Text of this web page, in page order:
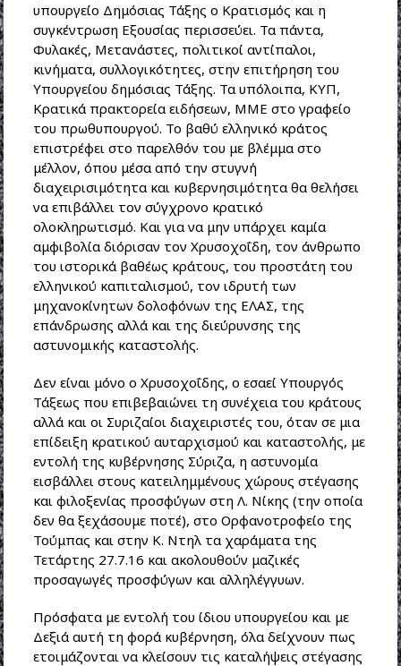
υπουργείο Δημόσιας Τάξης ο Κρατισμός και η
συγκέντρωση Εξουσίας περισσεύει. Τα πάντα,
Φυλακές, Μετανάστες, πολιτικοί αντίπαλοι,
κινήματα, συλλογικότητες, στην επιτήρηση του
Υπουργείου δημόσιας Τάξης. Τα υπόλοιπα, ΚΥΠ,
Κρατικά πρακτορεία ειδήσεων, ΜΜΕ στο γραφείο
του πρωθυπουργού. Το βαθύ ελληνικό κράτος
επιστρέφει στο παρελθόν του με βλέμμα στο
μέλλον, όπου μέσα από την στυγνή
διαχειρισιμότητα και κυβερνησιμότητα θα θελήσει
να επιβάλλει τον σύγχρονο κρατικό
ολοκληρωτισμό. Και για να μην υπάρχει καμία
αμφιβολία διόρισαν τον Χρυσοχοΐδη, τον άνθρωπο
του ιστορικά βαθέως κράτους, του προστάτη του
ελληνικού καπιταλισμού, τον ιδρυτή των
μηχανοκίνητων δολοφόνων της ΕΛΑΣ, της
επάνδρωσης αλλά και της διεύρυνσης της
αστυνομικής καταστολής.
Δεν είναι μόνο ο Χρυσοχοΐδης, ο εσαεί Υπουργός
Τάξεως που επιβεβαιώνει τη συνέχεια του κράτους
αλλά και οι Συριζαίοι διαχειριστές του, όταν σε μια
επίδειξη κρατικού αυταρχισμού και καταστολής, με
εντολή της κυβέρνησης Σύριζα, η αστυνομία
εισβάλλει στους κατειλημμένους χώρους στέγασης
και φιλοξενίας προσφύγων στη Λ. Νίκης (την οποία
δεν θα ξεχάσουμε ποτέ), στο Ορφανοτροφείο της
Τούμπας και στην Κ. Ντηλ τα χαράματα της
Τετάρτης 27.7.16 και ακολουθούν μαζικές
προσαγωγές προσφύγων και αλληλέγγυων.
Πρόσφατα με εντολή του ίδιου υπουργείου και με
Δεξιά αυτή τη φορά κυβέρνηση, όλα δείχνουν πως
ετοιμάζονται να κλείσουν τις καταλήψεις στέγασης